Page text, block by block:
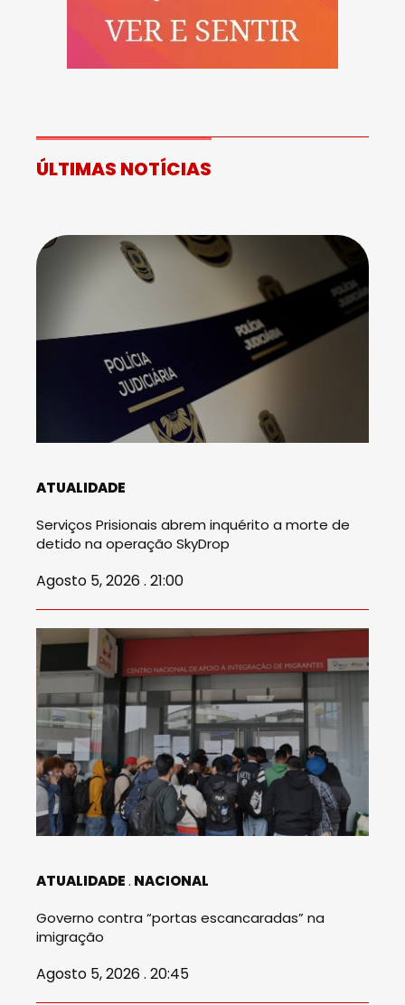
ÚLTIMAS NOTÍCIAS
ATUALIDADE
Serviços Prisionais abrem inquérito a morte de
detido na operação SkyDrop
Agosto 5, 2026 . 21:00
ATUALIDADE NACIONAL
Governo contra “portas escancaradas” na
imigração
Agosto 5, 2026 . 20:45